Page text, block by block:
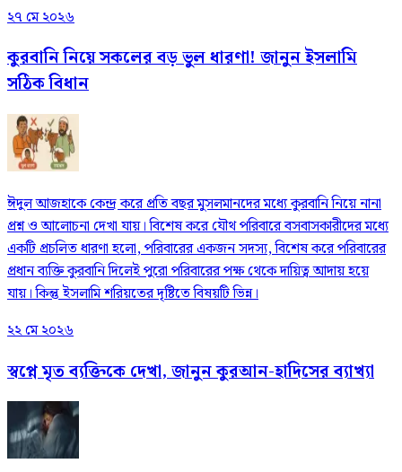
২৭ মে ২০২৬
কুরবানি নিয়ে সকলের বড় ভুল ধারণা! জানুন ইসলামি
সঠিক বিধান
ঈদুল আজহাকে কেন্দ্র করে প্রতি বছর মুসলমানদের মধ্যে কুরবানি নিয়ে নানা
প্রশ্ন ও আলোচনা দেখা যায়। বিশেষ করে যৌথ পরিবারে বসবাসকারীদের মধ্যে
একটি প্রচলিত ধারণা হলো, পরিবারের একজন সদস্য, বিশেষ করে পরিবারের
প্রধান ব্যক্তি কুরবানি দিলেই পুরো পরিবারের পক্ষ থেকে দায়িত্ব আদায় হয়ে
যায়। কিন্তু ইসলামি শরিয়তের দৃষ্টিতে বিষয়টি ভিন্ন।
২২ মে ২০২৬
স্বপ্নে মৃত ব্যক্তিকে দেখা, জানুন কুরআন-হাদিসের ব্যাখ্যা